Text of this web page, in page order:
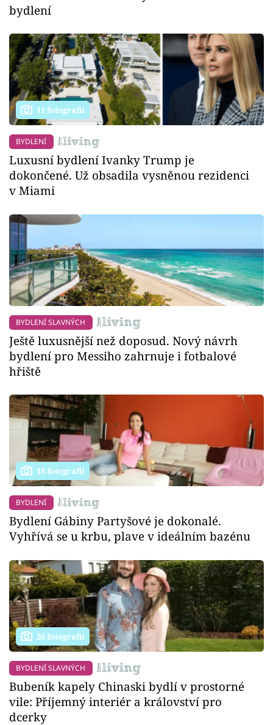
bydlení
11 fotografií
BYDLENÍ
Luxusní bydlení Ivanky Trump je
dokončené. Už obsadila vysněnou rezidenci
v Miami
BYDLENÍ SLAVNÝCH
Ještě luxusnější než doposud. Nový návrh
bydlení pro Messiho zahrnuje i fotbalové
hřiště
18 fotografií
BYDLENÍ
Bydlení Gábiny Partyšové je dokonalé.
Vyhřívá se u krbu, plave v ideálním bazénu
26 fotografií
BYDLENÍ SLAVNÝCH
Bubeník kapely Chinaski bydlí v prostorné
vile: Příjemný interiér a království pro
dcerky